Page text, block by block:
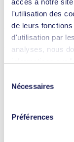
l'utilisation des
de leurs
d'utilisation par
analyses, nous
informations à
fournies ou
utilisation des
révoquer votre
Nécessaires
Préférences
Operating Manual N
PDF (1 MB) -
3D CAD Model N